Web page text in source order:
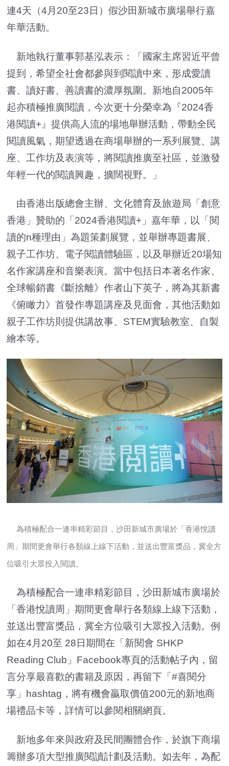
連4天（4月20至23日）假沙田新城市廣場舉行嘉
年華活動。
新地執行董事郭基泓表示：「國家主席習近平曾
提到，希望全社會都參與到閱讀中來，形成愛讀
書、讀好書、善讀書的濃厚氛圍。新地自2005年
起亦積極推廣閱讀，今次更十分榮幸為『2024香
港閱讀+』提供高人流的場地舉辦活動，帶動全民
閱讀風氣，期望透過在商場舉辦的一系列展覽、講
座、工作坊及表演等，將閱讀推廣至社區，並激發
年輕一代的閱讀興趣，擴闊視野。」
由香港出版總會主辦、文化體育及旅遊局「創意
香港」贊助的「2024香港閱讀+」嘉年華，以「閱
讀的n種理由」為題策劃展覽，並舉辦專題書展、
親子工作坊、電子閱讀體驗區，以及舉辦近20場知
名作家講座和音樂表演。當中包括日本著名作家、
全球暢銷書《斷捨離》作者山下英子，將為其新書
《俯瞰力》首發作專題講座及見面會，其他活動如
親子工作坊則提供講故事、STEM實驗教室、自製
繪本等。
為積極配合一連串精彩節目，沙田新城市廣場於「香港悅讀
周」期間更會舉行各類線上線下活動，並送出豐富獎品，冀全方
位吸引大眾投入閱讀。
為積極配合一連串精彩節目，沙田新城市廣場於
「香港悅讀周」期間更會舉行各類線上線下活動，
並送出豐富獎品，冀全方位吸引大眾投入活動。例
如在4月20至 28日期間在「新閱會 SHKP
Reading Club」Facebook專頁的活動帖子內，留
言分享最喜歡的書籍及原因，再留下「#喜閱分
享」hashtag，將有機會贏取價值200元的新地商
場禮品卡等，詳情可以參閱相關網頁。
新地多年來與政府及民間團體合作，於旗下商場
籌辦多項大型推廣閱讀計劃及活動。如去年，為配